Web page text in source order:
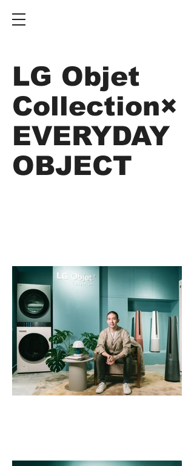
LG Objet
Collection×
EVERYDAY
OBJECT